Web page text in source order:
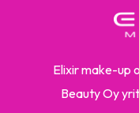
Elixir make-up
Beauty Oy